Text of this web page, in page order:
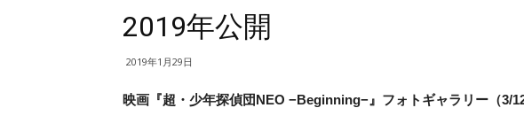
2019年公開
2019年1月29日
映画『超・少年探偵団NEO −Beginning−』フォトギャラリー（3/12